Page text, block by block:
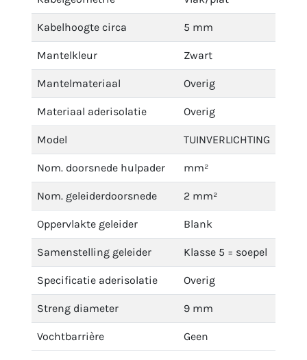
Kabelhoogte circa 5 mm
Mantelkleur Zwart
Mantelmateriaal Overig
Materiaal aderisolatie Overig
Model TUINVERLICHTING
Nom. doorsnede hulpader mm²
Nom. geleiderdoorsnede 2 mm²
Oppervlakte geleider Blank
Samenstelling geleider Klasse 5 = soepel
Specificatie aderisolatie Overig
Streng diameter 9 mm
Vochtbarrière Geen